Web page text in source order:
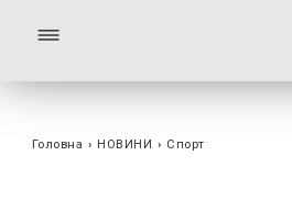
Головна › НОВИНИ › Спорт